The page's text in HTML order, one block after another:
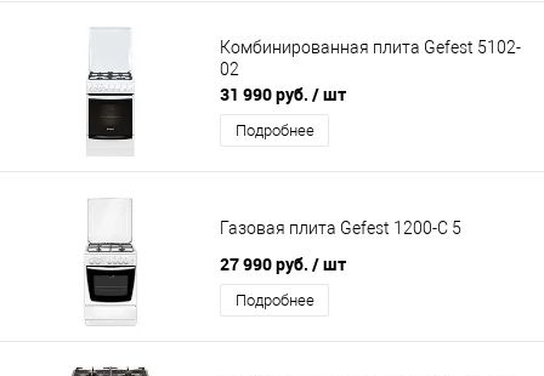
Комбинированная плита Gefest 5102-
02
31 990 руб. / шт
Подробнее
Газовая плита Gefest 1200-С 5
27 990 руб. / шт
Подробнее